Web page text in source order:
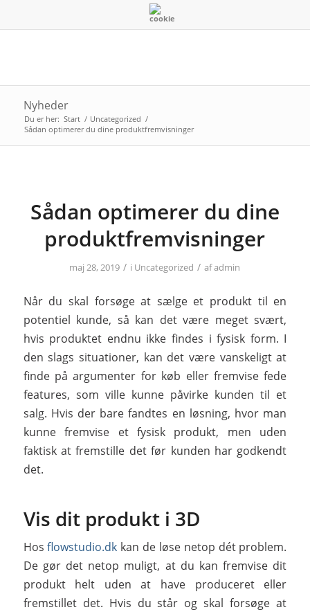
Nyheder
Du er her: Start / Uncategorized /
Sådan optimerer du dine produktfremvisninger
Sådan optimerer du dine
produktfremvisninger
maj 28, 2019 / i Uncategorized / afadmin
Når du skal forsøge at sælge et produkt til en
potentiel kunde, så kan det være meget svært,
hvis produktet endnu ikke findes i fysisk form. I
den slags situationer, kan det være vanskeligt at
finde på argumenter for køb eller fremvise fede
features, som ville kunne påvirke kunden til et
salg. Hvis der bare fandtes en løsning, hvor man
kunne fremvise et fysisk produkt, men uden
faktisk at fremstille det før kunden har godkendt
det.
Vis dit produkt i 3D
Hosflowstudio.dk kan de løse netop dét problem.
De gør det netop muligt, at du kan fremvise dit
produkt helt uden at have produceret eller
fremstillet det. Hvis du står og skal forsøge at